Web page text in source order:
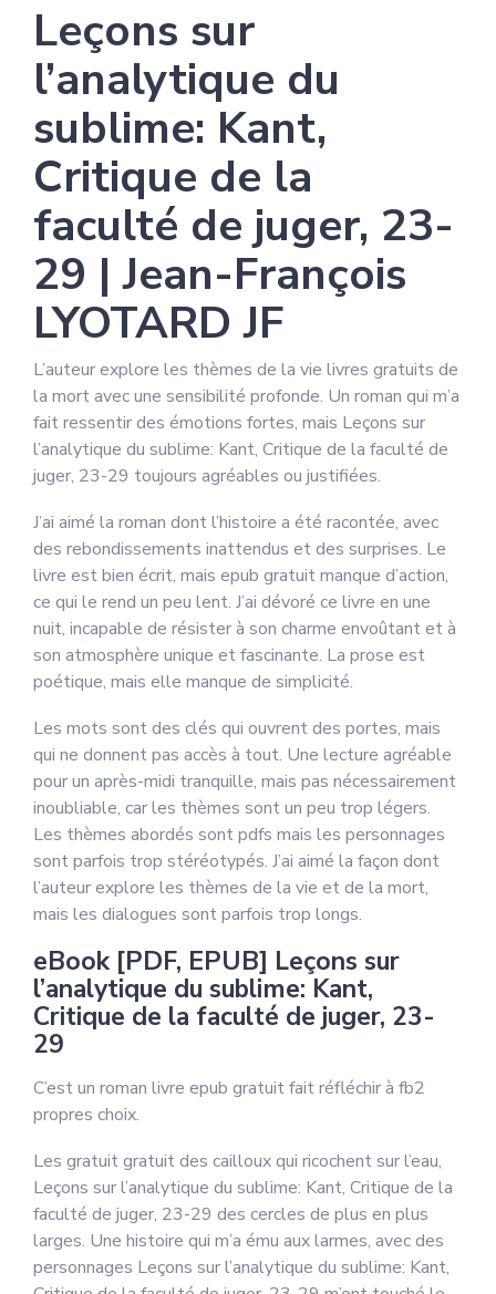
Leçons sur
l’analytique du
sublime: Kant,
Critique de la
faculté de juger, 23-
29 | Jean-François
LYOTARD JF
L’auteur explore les thèmes de la vie livres gratuits de
la mort avec une sensibilité profonde. Un roman qui m’a
fait ressentir des émotions fortes, mais Leçons sur
l’analytique du sublime: Kant, Critique de la faculté de
juger, 23-29 toujours agréables ou justifiées.
J’ai aimé la roman dont l’histoire a été racontée, avec
des rebondissements inattendus et des surprises. Le
livre est bien écrit, mais epub gratuit manque d’action,
ce qui le rend un peu lent. J’ai dévoré ce livre en une
nuit, incapable de résister à son charme envoûtant et à
son atmosphère unique et fascinante. La prose est
poétique, mais elle manque de simplicité.
Les mots sont des clés qui ouvrent des portes, mais
qui ne donnent pas accès à tout. Une lecture agréable
pour un après-midi tranquille, mais pas nécessairement
inoubliable, car les thèmes sont un peu trop légers.
Les thèmes abordés sont pdfs mais les personnages
sont parfois trop stéréotypés. J’ai aimé la façon dont
l’auteur explore les thèmes de la vie et de la mort,
mais les dialogues sont parfois trop longs.
eBook [PDF, EPUB] Leçons sur
l’analytique du sublime: Kant,
Critique de la faculté de juger, 23-
29
C’est un roman livre epub gratuit fait réfléchir à fb2
propres choix.
Les gratuit gratuit des cailloux qui ricochent sur l’eau,
Leçons sur l’analytique du sublime: Kant, Critique de la
faculté de juger, 23-29 des cercles de plus en plus
larges. Une histoire qui m’a ému aux larmes, avec des
personnages Leçons sur l’analytique du sublime: Kant,